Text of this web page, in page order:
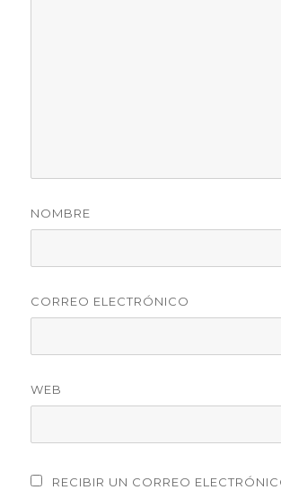
NOMBRE
CORREO ELECTRÓNICO
WEB
RECIBIR UN CORREO